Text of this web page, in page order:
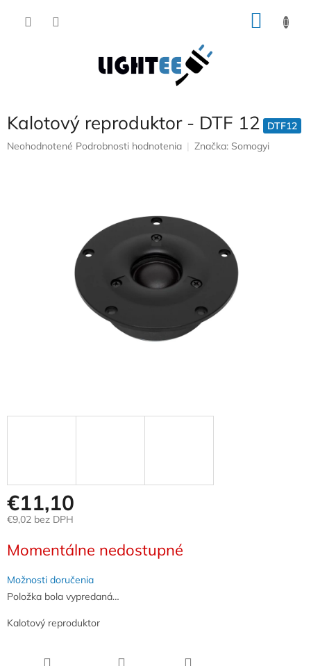
Kalotový reproduktor - DTF 12
DTF12
Priemerné
Neohodnotené Podrobnosti hodnotenia Značka: Somogyi
€11,10
€9,02 bez DPH
cena:
Momentálne nedostupné
Možnosti doručenia
Položka bola vypredaná…
Kalotový reproduktor